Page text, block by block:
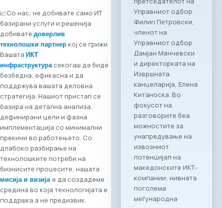
📈Со нас, не добивате само ИТ
базирани услуги и решенија
добивате доверлив
технолошки партнер кој се грижи
Вашата ИКТ
инфраструктурасекогаш да биде
безбедна, ефикасна и да
поддржува вашата деловна
стратегија. Нашиот пристап се
базира на детална анализа,
дефинирани цели и фазна
имплементација со минимални
прекини во работењето. Со
длабоко разбирање на
технолошките потреби на
бизнисите процесите, нашата
мисија и визија е да создадеме
средина во која технологијата е
поддршка а не предизвик.
платформа помеѓу
македонскиот и
грчкиот ИКТ
сектор, со цел
поттикнување на
регионалниот
раст, отворање
нови пазари и
воспоставување
директни
партнерства
помеѓу компаниите
од двете земји.
Програма на
настанот Настанот
ќе биде отворен со
обраќања на
високо
министерско и
амбасадорско